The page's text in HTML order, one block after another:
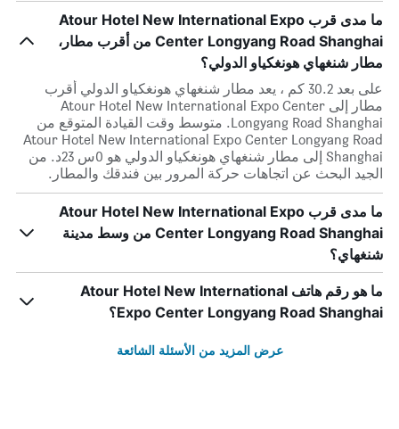
ما مدى قرب Atour Hotel New International Expo
Center Longyang Road Shanghai من أقرب مطار،
مطار شنغهاي هونغكياو الدولي؟
على بعد 30.2 كم ، يعد مطار شنغهاي هونغكياو الدولي أقرب
مطار إلى Atour Hotel New International Expo Center
Longyang Road Shanghai. متوسط وقت القيادة المتوقع من
Atour Hotel New International Expo Center Longyang Road
Shanghai إلى مطار شنغهاي هونغكياو الدولي هو 0س 23د. من
الجيد البحث عن اتجاهات حركة المرور بين فندقك والمطار.
ما مدى قرب Atour Hotel New International Expo
Center Longyang Road Shanghai من وسط مدينة
شنغهاي؟
ما هو رقم هاتف Atour Hotel New International
Expo Center Longyang Road Shanghai؟
عرض المزيد من الأسئلة الشائعة